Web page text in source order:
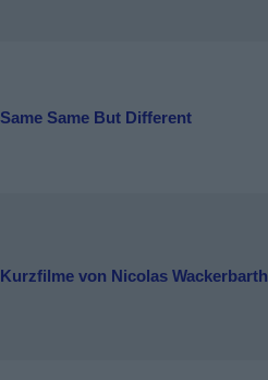
Same Same But Different
Kurzfilme von Nicolas Wackerbarth